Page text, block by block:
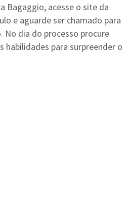
Bagaggio, acesse o site da
e aguarde ser chamado para
No dia do processo procure
habilidades para surpreender o